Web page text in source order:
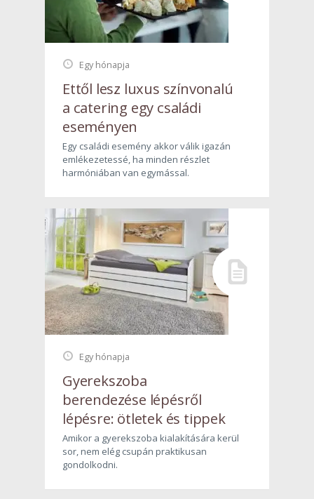
Egy hónapja
Ettől lesz luxus színvonalú
a catering egy családi
eseményen
Egy családi esemény akkor válik igazán
emlékezetessé, ha minden részlet
harmóniában van egymással.
Egy hónapja
Gyerekszoba
berendezése lépésről
lépésre: ötletek és tippek
Amikor a gyerekszoba kialakítására kerül
sor, nem elég csupán praktikusan
gondolkodni.